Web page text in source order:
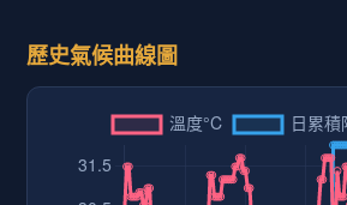
歷史氣候曲線圖